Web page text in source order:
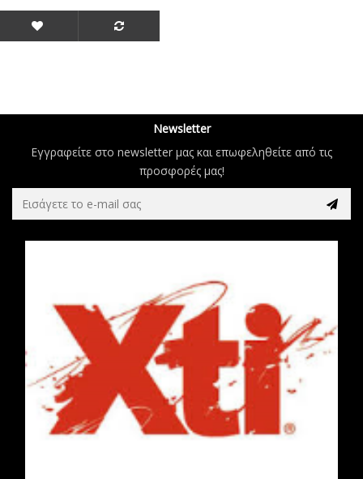
Newsletter
Εγγραφείτε στο newsletter μας και επωφεληθείτε από τις
προσφορές μας!